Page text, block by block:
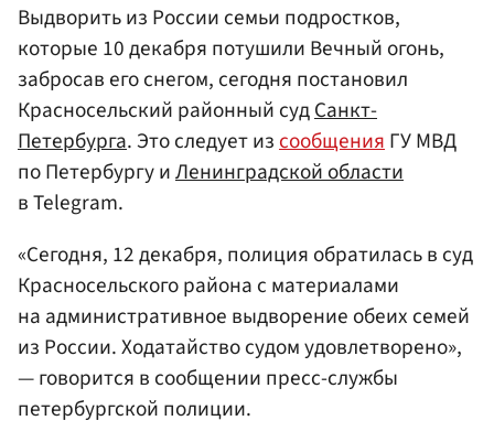
Выдворить из России семьи подростков,
которые 10 декабря потушили Вечный огонь,
забросав его снегом, сегодня постановил
Красносельский районный судСанкт-
Петербурга. Это следует изсообщенияГУ МВД
по Петербургу иЛенинградской области
в Telegram.
«Сегодня, 12 декабря, полиция обратилась в суд
Красносельского района с материалами
на административное выдворение обеих семей
из России. Ходатайство судом удовлетворено»,
— говорится в сообщении пресс-службы
петербургской полиции.